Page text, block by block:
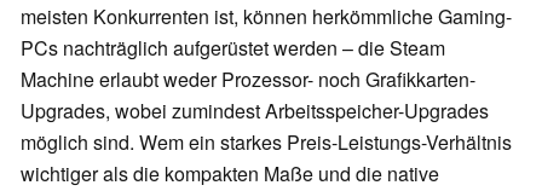
meisten Konkurrenten ist, können herkömmliche Gaming-
PCs nachträglich aufgerüstet werden – die Steam
Machine erlaubt weder Prozessor- noch Grafikkarten-
Upgrades, wobei zumindest Arbeitsspeicher-Upgrades
möglich sind. Wem ein starkes Preis-Leistungs-Verhältnis
wichtiger als die kompakten Maße und die native